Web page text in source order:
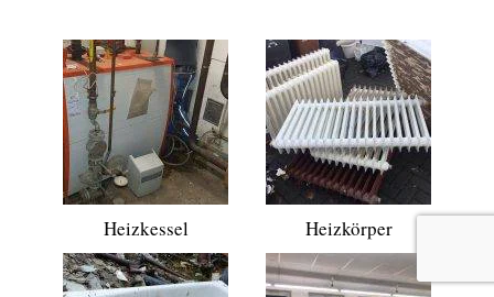
Heizkessel Heizkörper